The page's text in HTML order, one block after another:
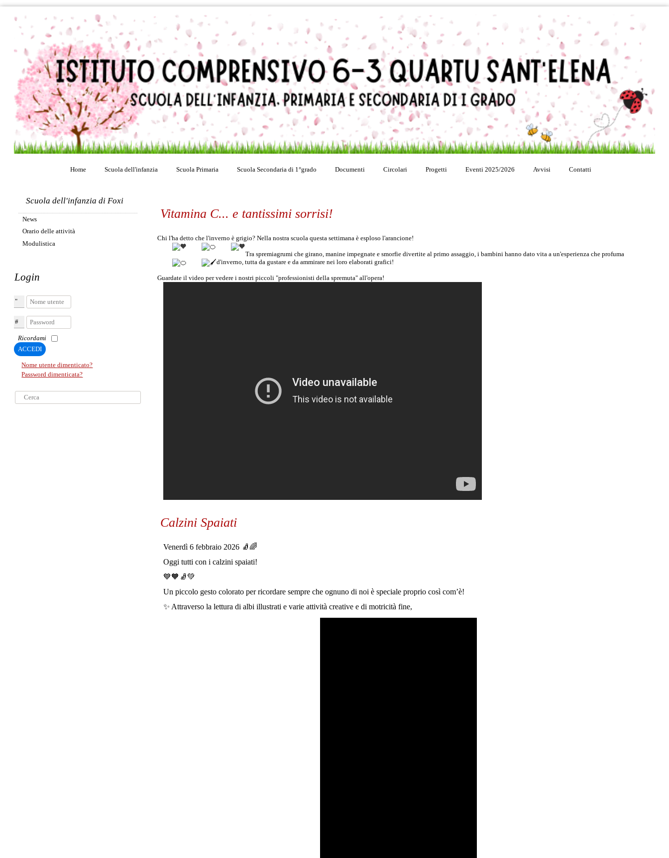
Home Scuola dell'infanzia Scuola Primaria Scuola Secondaria di 1°grado Documenti Circolari Progetti Eventi 2025/2026 Avvisi Contatti
Scuola dell'infanzia di Foxi
News
Orario delle attività
Modulistica
Login
Nome utente
Password
Ricordami
ACCEDI
Nome utente dimenticato?
Password dimenticata?
Cerca...
Vitamina C... e tantissimi sorrisi!
Chi l'ha detto che l'inverno è grigio? Nella nostra scuola questa settimana è esploso l'arancione!
Tra spremiagrumi che girano, manine impegnate e smorfie divertite al primo assaggio, i bambini hanno dato vita a un'esperienza che profuma
d'inverno, tutta da gustare e da ammirare nei loro elaborati grafici!
​Guardate il video per vedere i nostri piccoli "professionisti della spremuta" all'opera!
Calzini Spaiati
Venerdì 6 febbraio 2026 🧦🌈
Oggi tutti con i calzini spaiati!
💙🧡🧦💚
Un piccolo gesto colorato per ricordare sempre che ognuno di noi è speciale proprio così com’è!
✨️ Attraverso la lettura di albi illustrati e varie attività creative e di motricità fine,